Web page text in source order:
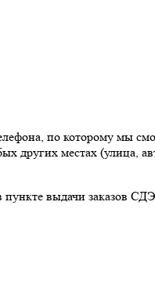
по которому мы
других местах (улица,
выдачи заказов